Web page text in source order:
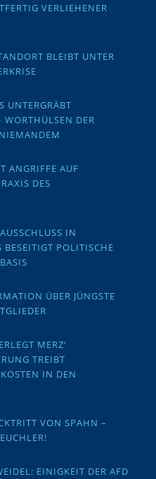
VERLIEHENER
BLEIBT UNTER
UNTERGRÄBT
DER
ANGRIFFE AUF
DES
IN
BESEITIGT POLITISCHE
ÜBER JÜNGSTE
MERZ‘
TREIBT
IN DEN
VON SPAHN –
EINIGKEIT DER AFD